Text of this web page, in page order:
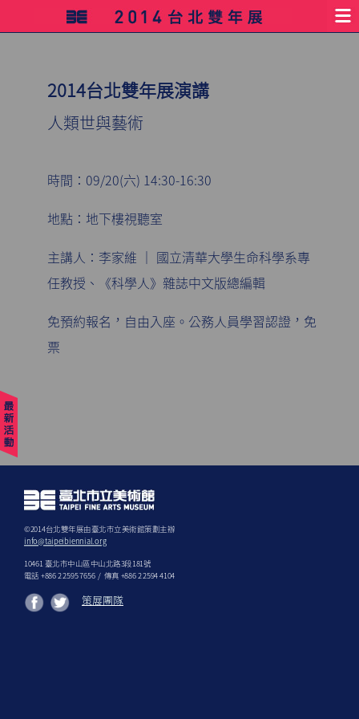
2014台北雙年展演講
人類世與藝術
時間：09/20(六) 14:30-16:30
地點：地下樓視聽室
主講人：李家維 │ 國立清華大學生命科學系專
任教授、《科學人》雜誌中文版總編輯
免預約報名，自由入座。公務人員學習認證，免
票
©2014台北雙年展由臺北巿立美術館策劃主辦
info@taipeibiennial.org
10461 臺北市中山區中山北路3段181號
電話 +886 2 2595 7656 / 傳真 +886 2 2594 4104
策展團隊